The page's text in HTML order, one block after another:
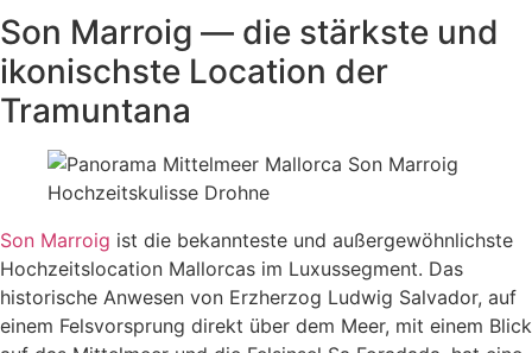
Son Marroig — die stärkste und
ikonischste Location der
Tramuntana
Son Marroig ist die bekannteste und außergewöhnlichste
Hochzeitslocation Mallorcas im Luxussegment. Das
historische Anwesen von Erzherzog Ludwig Salvador, auf
einem Felsvorsprung direkt über dem Meer, mit einem Blick